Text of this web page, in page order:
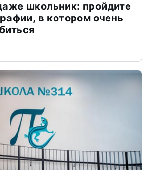
школьник: пройдите
в котором очень